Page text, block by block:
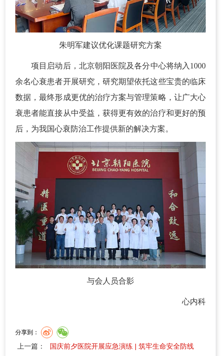
朱明军建议优化课题研究方案
项目启动后，北京朝阳医院及各分中心将纳入1000
余名心衰患者开展研究，研究期望依托这些宝贵的临床
数据，最终形成更优的治疗方案与管理策略，让广大心
衰患者能直接从中受益，获得更有效的治疗和更好的预
后，为我国心衰防治工作提供新的解决方案。
与会人员合影
心内科
分享到：
上一篇： 国庆前夕医院开展应急演练 | 筑牢生命安全防线